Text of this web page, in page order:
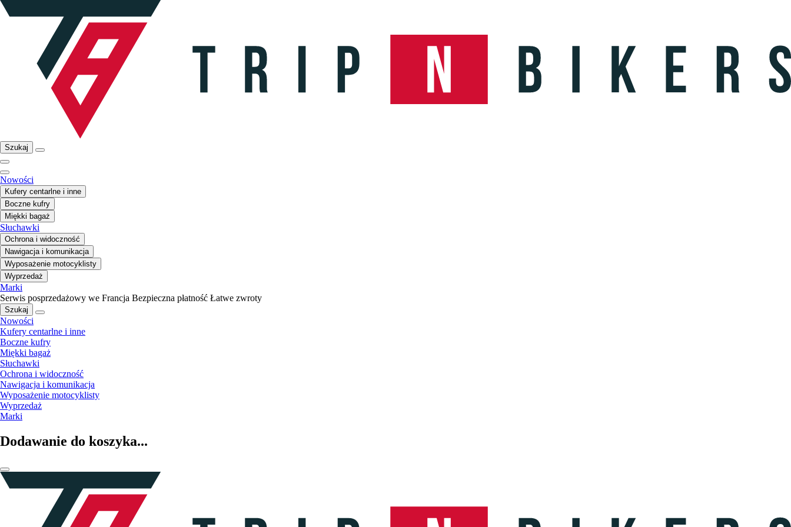
Szukaj
Nowości
Kufery centarlne i inne
Boczne kufry
Miękki bagaż
Słuchawki
Ochrona i widoczność
Nawigacja i komunikacja
Wyposażenie motocyklisty
Wyprzedaż
Marki
Serwis posprzedażowy we Francja Bezpieczna płatność Łatwe zwroty
Szukaj
Nowości
Kufery centarlne i inne
Boczne kufry
Miękki bagaż
Słuchawki
Ochrona i widoczność
Nawigacja i komunikacja
Wyposażenie motocyklisty
Wyprzedaż
Marki
Dodawanie do koszyka...